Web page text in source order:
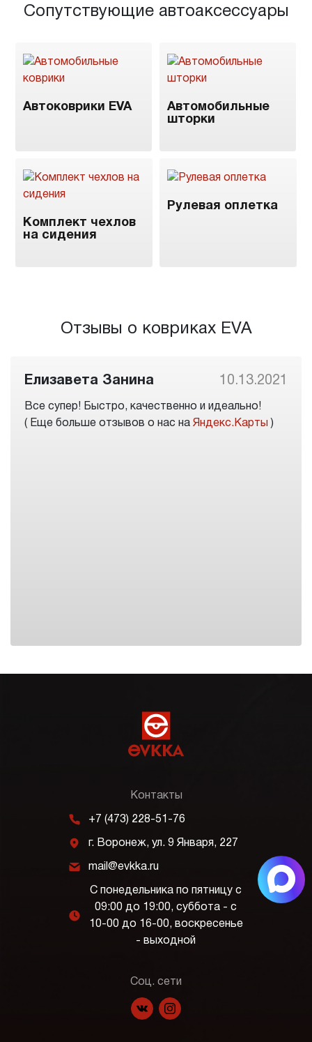
Сопутствующие автоаксессуары
Автоковрики EVA
Автомобильные
шторки
Комплект чехлов
на сидения
Рулевая оплетка
Отзывы о ковриках EVA
Елизавета Занина 10.13.2021
Все супер! Быстро, качественно и идеально!
( Еще больше отзывов о нас на Яндекс.Карты )
Контакты
m +7 (473) 228-51-76
j г. Воронеж, ул. 9 Января, 227
k mail@evkka.ru
l
С понедельника по пятницу с
09:00 до 19:00, суббота - с
10-00 до 16-00, воскресенье
- выходной
Соц. сети
f p